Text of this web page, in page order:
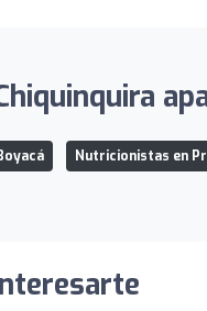
Nutricionistas en